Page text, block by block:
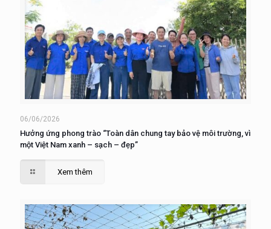
06/06/2026
Hưởng ứng phong trào “Toàn dân chung tay bảo vệ môi trường, vì
một Việt Nam xanh – sạch – đẹp”
Xem thêm